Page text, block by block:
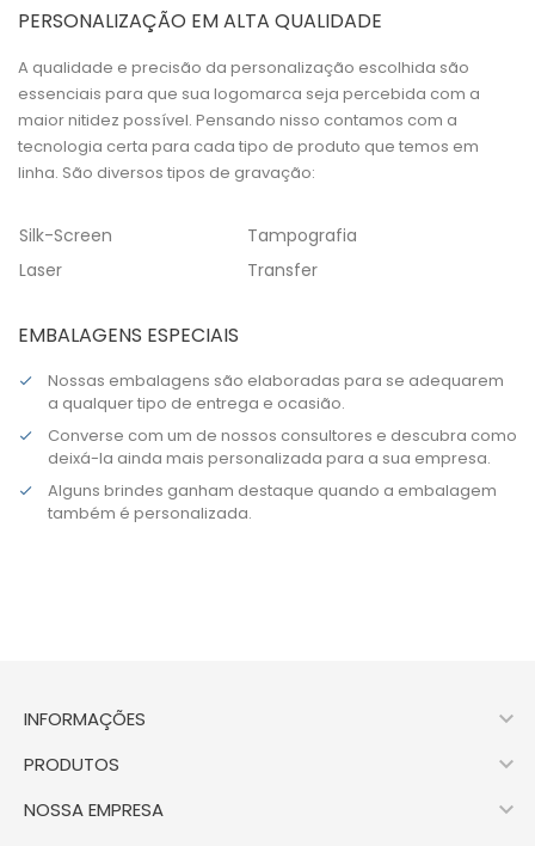
PERSONALIZAÇÃO EM ALTA QUALIDADE
A qualidade e precisão da personalização escolhida são
essenciais para que sua logomarca seja percebida com a
maior nitidez possível. Pensando nisso contamos com a
tecnologia certa para cada tipo de produto que temos em
linha. São diversos tipos de gravação:
Silk-Screen
Laser
Tampografia
Transfer
EMBALAGENS ESPECIAIS
Nossas embalagens são elaboradas para se adequarem
a qualquer tipo de entrega e ocasião.
Converse com um de nossos consultores e descubra como
deixá-la ainda mais personalizada para a sua empresa.
Alguns brindes ganham destaque quando a embalagem
também é personalizada.
INFORMAÇÕES 
PRODUTOS 
NOSSA EMPRESA 